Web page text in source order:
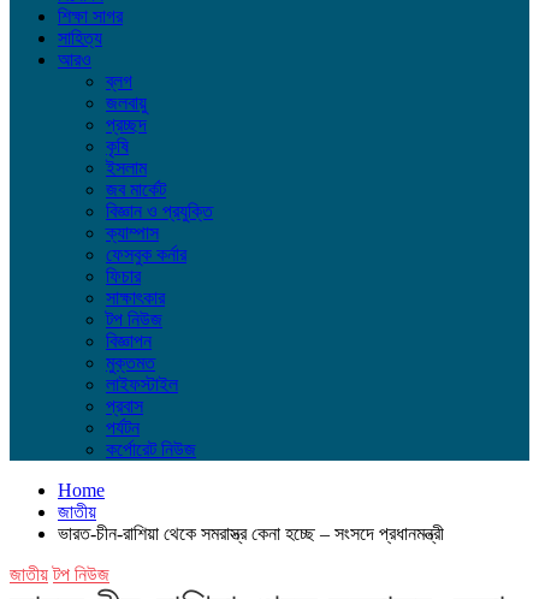
শিক্ষা সাগর
সাহিত্য
আরও
ব্লগ
জলবায়ু
প্রচ্ছদ
কৃষি
ইসলাম
জব মার্কেট
বিজ্ঞান ও প্রযুক্তি
ক্যাম্পাস
ফেসবুক কর্নার
ফিচার
সাক্ষাৎকার
টপ নিউজ
বিজ্ঞাপন
মুক্তমত
লাইফস্টাইল
প্রবাস
পর্যটন
কর্পোরেট নিউজ
Home
জাতীয়
ভারত-চীন-রাশিয়া থেকে সমরাস্ত্র কেনা হচ্ছে – সংসদে প্রধানমন্ত্রী
জাতীয় টপ নিউজ